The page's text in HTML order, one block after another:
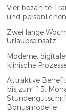
Vier bezahlte
und
Zwei lange
Urlaubseinsatz
Moderne,
klinische
Attraktive
bis zum 13.
Bonusmodelle